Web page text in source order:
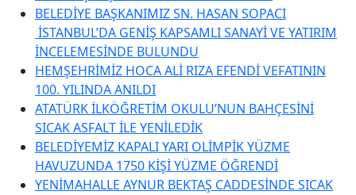
BELEDİYE BAŞKANIMIZ SN. HASAN SOPACI
İSTANBUL’DA GENİŞ KAPSAMLI SANAYİ VE YATIRIM
İNCELEMESİNDE BULUNDU
HEMŞEHRİMİZ HOCA ALİ RIZA EFENDİ VEFATININ
100. YILINDA ANILDI
ATATÜRK İLKÖĞRETİM OKULU’NUN BAHÇESİNİ
SICAK ASFALT İLE YENİLEDİK
BELEDİYEMİZ KAPALI YARI OLİMPİK YÜZME
HAVUZUNDA 1750 KİŞİ YÜZME ÖĞRENDİ
YENİMAHALLE AYNUR BEKTAŞ CADDESİNDE SICAK